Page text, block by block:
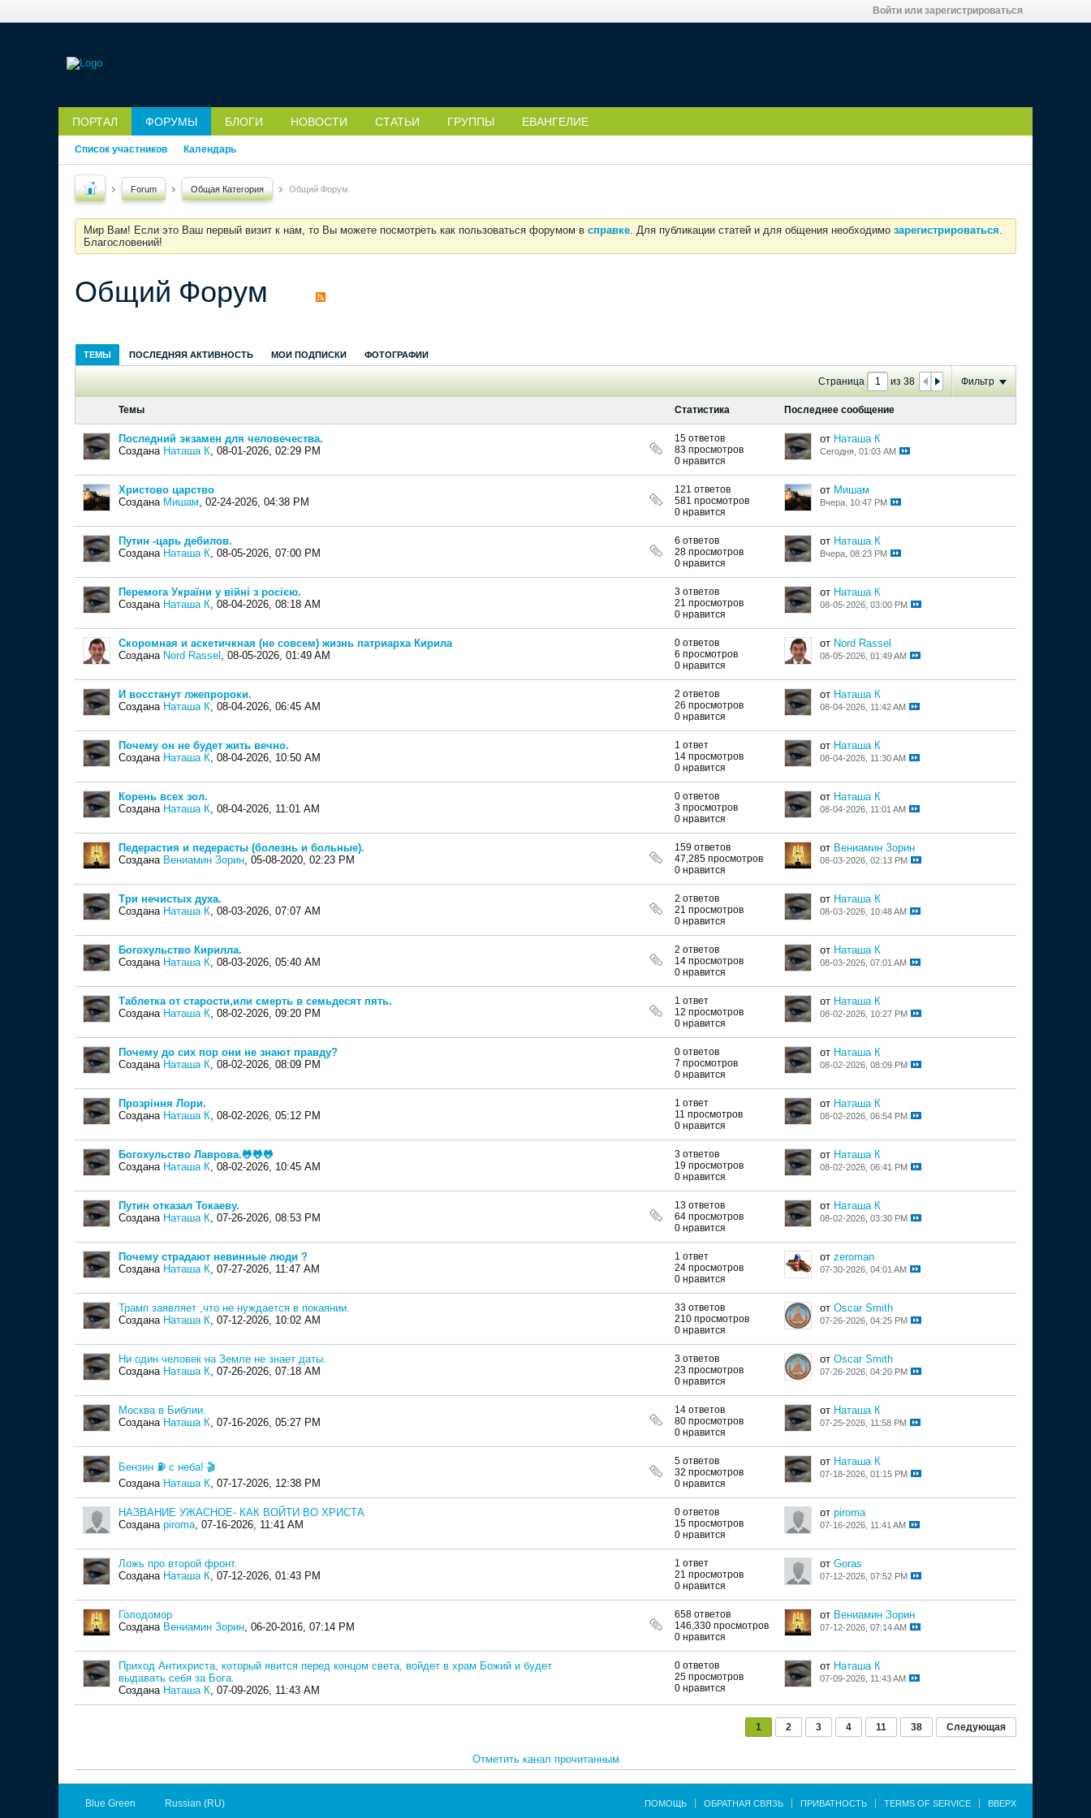
Войти или зарегистрироваться
ПОРТАЛ ФОРУМЫ БЛОГИ НОВОСТИ СТАТЬИ ГРУППЫ ЕВАНГЕЛИЕ
Список участников Календарь
Forum Общая Категория Общий Форум
Мир Вам! Если это Ваш первый визит к нам, то Вы можете посмотреть как пользоваться форумом в справке. Для публикации статей и для общения необходимо зарегистрироваться.
Благословений!
Общий Форум
ТЕМЫ ПОСЛЕДНЯЯ АКТИВНОСТЬ МОИ ПОДПИСКИ ФОТОГРАФИИ
Страница из 38 Фильтр
Темы Статистика Последнее сообщение
Последний экзамен для человечества.
Создана Наташа К, 08-01-2026, 02:29 PM
15 ответов
83 просмотров
0 нравится
от Наташа К
Сегодня, 01:03 AM
Христово царство
Создана Мишам, 02-24-2026, 04:38 PM
121 ответов
581 просмотров
0 нравится
от Мишам
Вчера, 10:47 PM
Путин -царь дебилов.
Создана Наташа К, 08-05-2026, 07:00 PM
6 ответов
28 просмотров
0 нравится
от Наташа К
Вчера, 08:23 PM
Перемога України у війні з росією.
Создана Наташа К, 08-04-2026, 08:18 AM
3 ответов
21 просмотров
0 нравится
от Наташа К
08-05-2026, 03:00 PM
Скоромная и аскетичкная (не совсем) жизнь патриарха Кирила
Создана Nord Rassel , 08-05-2026, 01:49 AM
0 ответов
6 просмотров
0 нравится
от Nord Rassel
08-05-2026, 01:49 AM
И восстанут лжепророки.
Создана Наташа К, 08-04-2026, 06:45 AM
2 ответов
26 просмотров
0 нравится
от Наташа К
08-04-2026, 11:42 AM
Почему он не будет жить вечно.
Создана Наташа К, 08-04-2026, 10:50 AM
1 ответ
14 просмотров
0 нравится
от Наташа К
08-04-2026, 11:30 AM
Корень всех зол.
Создана Наташа К, 08-04-2026, 11:01 AM
0 ответов
3 просмотров
0 нравится
от Наташа К
08-04-2026, 11:01 AM
Педерастия и педерасты (болезнь и больные).
Создана Вениамин Зорин, 05-08-2020, 02:23 PM
159 ответов
47,285 просмотров
0 нравится
от Вениамин Зорин
08-03-2026, 02:13 PM
Три нечистых духа.
Создана Наташа К, 08-03-2026, 07:07 AM
2 ответов
21 просмотров
0 нравится
от Наташа К
08-03-2026, 10:48 AM
Богохульство Кирилла.
Создана Наташа К, 08-03-2026, 05:40 AM
2 ответов
14 просмотров
0 нравится
от Наташа К
08-03-2026, 07:01 AM
Таблетка от старости,или смерть в семьдесят пять.
Создана Наташа К, 08-02-2026, 09:20 PM
1 ответ
12 просмотров
0 нравится
от Наташа К
08-02-2026, 10:27 PM
Почему до сих пор они не знают правду?
Создана Наташа К, 08-02-2026, 08:09 PM
0 ответов
7 просмотров
0 нравится
от Наташа К
08-02-2026, 08:09 PM
Прозріння Лори.
Создана Наташа К, 08-02-2026, 05:12 PM
1 ответ
11 просмотров
0 нравится
от Наташа К
08-02-2026, 06:54 PM
Богохульство Лаврова.🐸🐸🐸
Создана Наташа К, 08-02-2026, 10:45 AM
3 ответов
19 просмотров
0 нравится
от Наташа К
08-02-2026, 06:41 PM
Путин отказал Токаеву.
Создана Наташа К, 07-26-2026, 08:53 PM
13 ответов
64 просмотров
0 нравится
от Наташа К
08-02-2026, 03:30 PM
Почему страдают невинные люди ?
Создана Наташа К, 07-27-2026, 11:47 AM
1 ответ
24 просмотров
0 нравится
от zeroman
07-30-2026, 04:01 AM
Трамп заявляет ,что не нуждается в покаянии.
Создана Наташа К, 07-12-2026, 10:02 AM
33 ответов
210 просмотров
0 нравится
от Oscar Smith
07-26-2026, 04:25 PM
Ни один человек на Земле не знает даты.
Создана Наташа К, 07-26-2026, 07:18 AM
3 ответов
23 просмотров
0 нравится
от Oscar Smith
07-26-2026, 04:20 PM
Москва в Библии.
Создана Наташа К, 07-16-2026, 05:27 PM
14 ответов
80 просмотров
0 нравится
от Наташа К
07-25-2026, 11:58 PM
Бензин ⛽️ с неба! 🎬
Создана Наташа К, 07-17-2026, 12:38 PM
5 ответов
32 просмотров
0 нравится
от Наташа К
07-18-2026, 01:15 PM
НАЗВАНИЕ УЖАСНОЕ- КАК ВОЙТИ ВО ХРИСТА
Создана piroma, 07-16-2026, 11:41 AM
0 ответов
15 просмотров
0 нравится
от piroma
07-16-2026, 11:41 AM
Ложь про второй фронт.
Создана Наташа К, 07-12-2026, 01:43 PM
1 ответ
21 просмотров
0 нравится
от Goras
07-12-2026, 07:52 PM
Голодомор
Создана Вениамин Зорин, 06-20-2016, 07:14 PM
658 ответов
146,330 просмотров
0 нравится
от Вениамин Зорин
07-12-2026, 07:14 AM
Приход Антихриста, который явится перед концом света, войдет в храм Божий и будет
выдавать себя за Бога.
Создана Наташа К, 07-09-2026, 11:43 AM
0 ответов
25 просмотров
0 нравится
от Наташа К
07-09-2026, 11:43 AM
1 2 3 4 11 38 Следующая
Отметить канал прочитанным
Blue Green Russian (RU) ПОМОЩЬ ОБРАТНАЯ СВЯЗЬ ПРИВАТНОСТЬ TERMS OF SERVICE ВВЕРХ